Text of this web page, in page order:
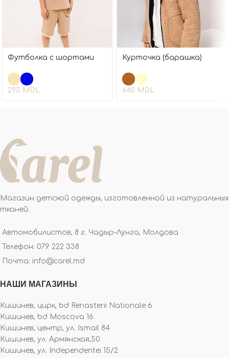
Футболка с шортами
295 MDL
Курточка (барашка)
640 MDL
Магазин детской одежды, изготовленной из натуральных
тканей.
Автомобилистов, 8 г. Чадыр-Лунга, Молдова
Телефон: 079 222 338
Почта: info@carel.md
НАШИ МАГАЗИНЫ
Кишинев, цирк, bd Renasterii Nationale 6
Кишинев, bd Moscova 16
Кишинев, центр, ул. Ismail 84
Кишинев, ул. Армянская,50
Кишинев, ул. Independentei 15/2